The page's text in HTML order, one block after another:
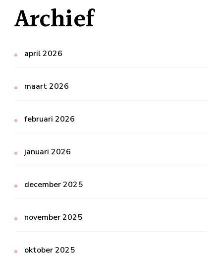
Archief
april 2026
maart 2026
februari 2026
januari 2026
december 2025
november 2025
oktober 2025